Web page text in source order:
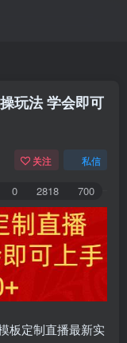
玩法 学会即可
关注 私信
0 2818 700
板定制直播最新实